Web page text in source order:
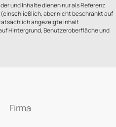
und Inhalte dienen nur als Referenz.
aber nicht beschränkt auf
angezeigte Inhalt
Hintergrund, Benutzeroberfläche und
Firma